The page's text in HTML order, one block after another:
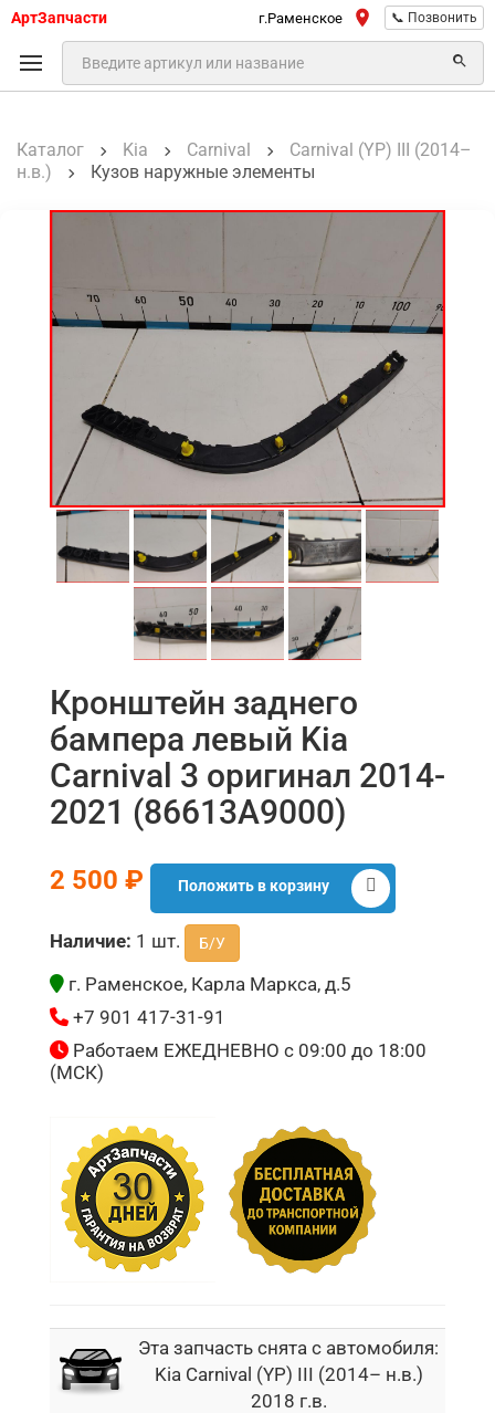
АртЗапчасти г.Раменское 📞 Позвонить
Каталог Kia Carnival
Carnival (YP) III (2014–
н.в.)
Кузов наружные элементы
Кронштейн заднего
бампера левый Kia
Carnival 3 оригинал 2014-
2021 (86613A9000)
2 500 ₽ Положить в корзину
Наличие: 1 шт. Б/У
г. Раменское, Карла Маркса, д.5
+7 901 417-31-91
Работаем ЕЖЕДНЕВНО с 09:00 до 18:00
(МСК)
Эта запчасть снята с автомобиля:
Kia Carnival (YP) III (2014– н.в.)
2018 г.в.